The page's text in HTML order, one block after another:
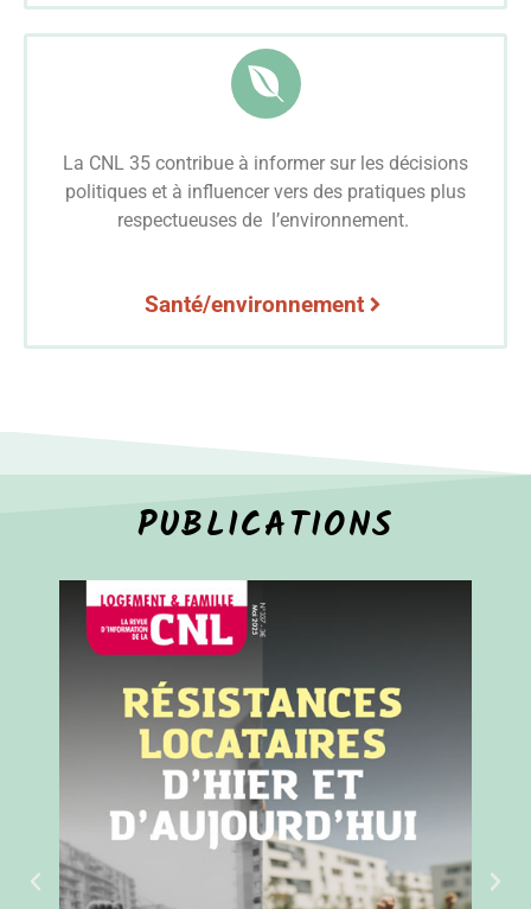
La CNL 35 contribue à informer sur les décisions
politiques et à influencer vers des pratiques plus
respectueuses de l’environnement.
Santé/environnement
PUBLICATIONS